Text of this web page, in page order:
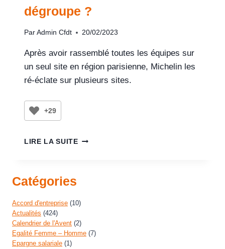
dégroupe ?
Par Admin Cfdt 20/02/2023
Après avoir rassemblé toutes les équipes sur
un seul site en région parisienne, Michelin les
ré-éclate sur plusieurs sites.
+29
LIRE LA SUITE
Catégories
Accord d'entreprise (10)
Actualités (424)
Calendrier de l'Avent (2)
Egalité Femme – Homme (7)
Epargne salariale (1)